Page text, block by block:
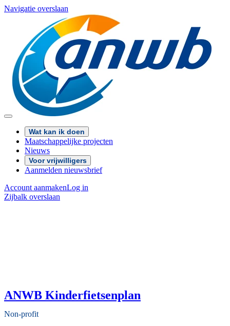
Navigatie overslaan
Wat kan ik doen
Maatschappelijke projecten
Nieuws
Voor vrijwilligers
Aanmelden nieuwsbrief
Account aanmakenLog in
Zijbalk overslaan
ANWB Kinderfietsenplan
Non-profit